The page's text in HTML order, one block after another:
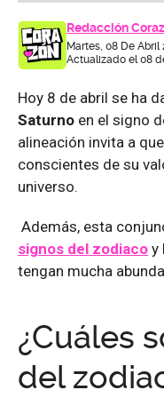
Redacción
Martes, 08 De Abril
Actualizado el 08
Hoy 8 de abril se ha
Saturno en el signo
alineación invita a
conscientes de su
universo.
Además, esta
signos del zodiaco y
tengan mucha
¿Cuáles
del